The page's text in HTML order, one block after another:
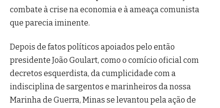
combate à crise na economia e à ameaça comunista
que parecia iminente.
Depois de fatos políticos apoiados pelo então
presidente João Goulart, como o comício oficial com
decretos esquerdista, da cumplicidade com a
indisciplina de sargentos e marinheiros da nossa
Marinha de Guerra, Minas se levantou pela ação de